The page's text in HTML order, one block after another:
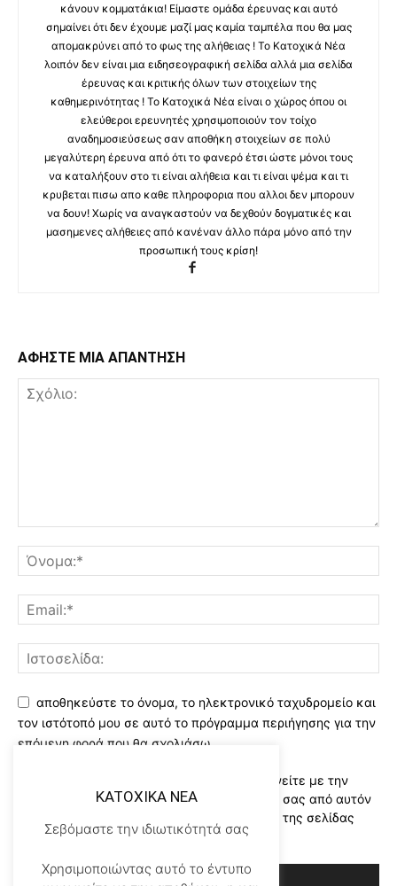
κάνουν κομματάκια! Είμαστε ομάδα έρευνας και αυτό
σημαίνει ότι δεν έχουμε μαζί μας καμία ταμπέλα που θα μας
απομακρύνει από το φως της αλήθειας ! Το Κατοχικά Νέα
λοιπόν δεν είναι μια ειδησεογραφική σελίδα αλλά μια σελίδα
έρευνας και κριτικής όλων των στοιχείων της
καθημερινότητας ! Το Κατοχικά Νέα είναι ο χώρος όπου οι
ελεύθεροι ερευνητές χρησιμοποιούν τον τοίχο
αναδημοσιεύσεως σαν αποθήκη στοιχείων σε πολύ
μεγαλύτερη έρευνα από ότι το φανερό έτσι ώστε μόνοι τους
να καταλήξουν στο τι είναι αλήθεια και τι είναι ψέμα και τι
κρυβεται πισω απο καθε πληροφορια που αλλοι δεν μπορουν
να δουν! Χωρίς να αναγκαστούν να δεχθούν δογματικές και
μασημενες αλήθειες από κανέναν άλλο πάρα μόνο από την
προσωπική τους κρίση!
ΑΦΗΣΤΕ ΜΙΑ ΑΠΑΝΤΗΣΗ
αποθηκεύστε το όνομα, το ηλεκτρονικό ταχυδρομείο και
τον ιστότοπό μου σε αυτό το πρόγραμμα περιήγησης για την
επόμενη φορά που θα σχολιάσω.
Χρησιμοποιώντας αυτό το έντυπο συμφωνείτε με την
αποθήκευση και χειρισμό των δεδομένων σας από αυτόν
τον ιστότοπο..Διαβάστε του ορους χρήσης της σελίδας
μας*
KATOXIKA NEA
Σεβόμαστε την ιδιωτικότητά σας
Χρησιμοποιώντας αυτό το έντυπο